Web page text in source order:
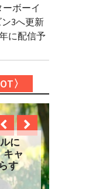
ボーイ
3へ更新
に配信予
〉
に
キャ
す